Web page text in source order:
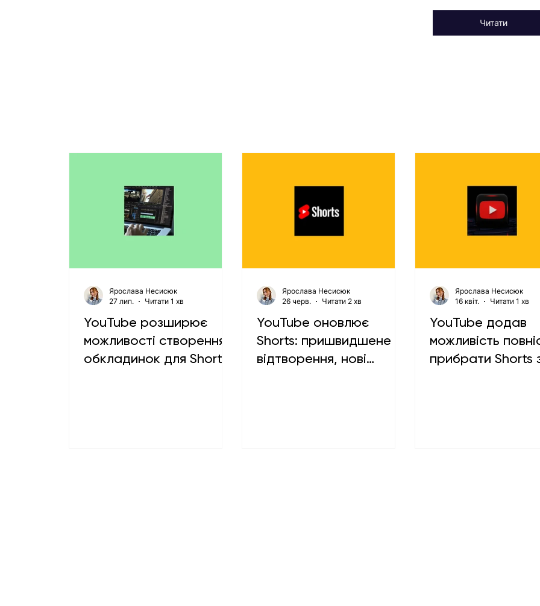
Читати
YouTube розширює
можливості створення
обкладинок для Shorts і
Ярослава Несисюк
27 лип.
Читати 1 хв
YouTube оновлює
Shorts: пришвидшене
відтворення, нові
Ярослава Несисюк
26 черв.
Читати 2 хв
YouTube додав
можливість
прибрати Shorts
Ярослава Несисюк
16 квіт.
Читати 1 хв